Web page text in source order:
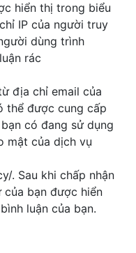
hiển thị trong biểu
IP của người truy
dùng trình
rác
địa chỉ email của
thể được cung cấp
có đang sử dụng
mật của dịch vụ
. Sau khi chấp nhận
của bạn được hiển
luận của bạn.